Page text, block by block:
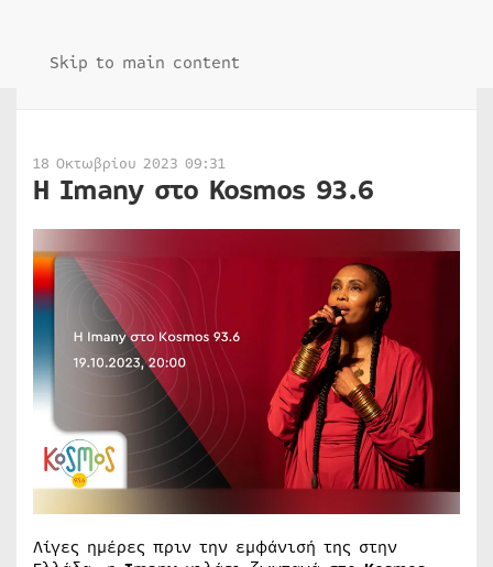
Skip to main content
18 Οκτωβρίου 2023 09:31
H Imany στο Kosmos 93.6
Λίγες ημέρες πριν την εμφάνισή της στην